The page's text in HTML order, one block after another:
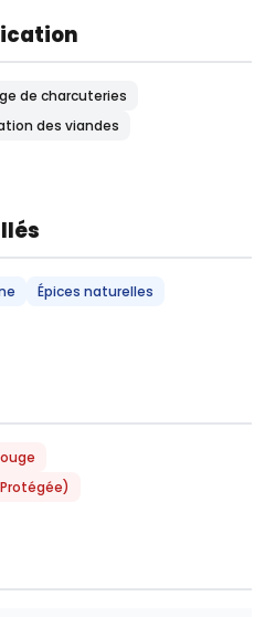
de charcuteries
des viandes
Épices naturelles